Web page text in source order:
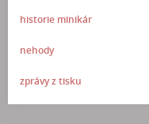
historie minikár
nehody
zprávy z tisku